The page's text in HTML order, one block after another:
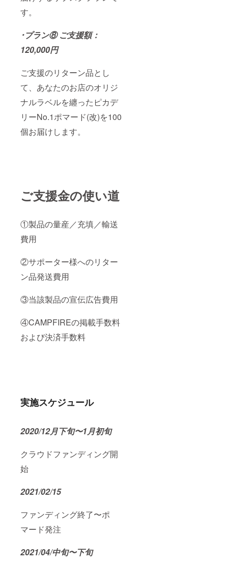
す。
･プラン⑧ ご支援額：
120,000円
ご支援のリターン品とし
て、あなたのお店のオリジ
ナルラベルを纏ったピカデ
リーNo.1ポマード(改)を100
個お届けします。
ご支援金の使い道
①製品の量産／充填／輸送
費用
②サポーター様へのリター
ン品発送費用
③当該製品の宣伝広告費用
④CAMPFIREの掲載手数料
および決済手数料
実施スケジュール
2020/12月下旬〜1月初旬
クラウドファンディング開
始
2021/02/15
ファンディング終了〜ポ
マード発注
2021/04/中旬〜下旬